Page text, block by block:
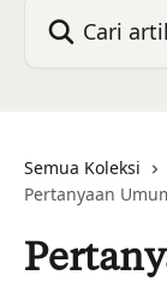
Semua Koleksi
Pertanyaan